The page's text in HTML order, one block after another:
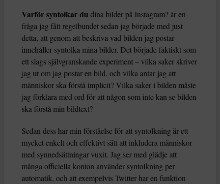
Varför syntolkar du dina bilder på Instagram? är en
fråga jag fått regelbundet sedan jag började med just
detta, att genom att beskriva vad bilden jag postar
innehåller syntolka mina bilder. Det började faktiskt som
ett slags självgranskande experiment – vilka saker skriver
jag ut om jag postar en bild, och vilka antar jag att
människor ska förstå implicit? Vilka saker i bilden måste
jag förklara med ord för att någon som inte kan se bilden
ska förstå min bildtext?
Sedan dess har min förståelse för att syntolkning är ett
mycket enkelt och effektivt sätt att inkludera människor
med synnedsättningar vuxit. Jag ser med glädje att
många officiella konton använder syntolkning per
automatik, och att exempelvis Twitter har en funktion